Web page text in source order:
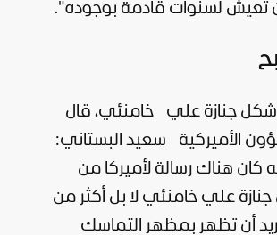
تعيش لسنوات قادمة بوجوده".
جنازة علي خامنئي، قال
الأميركية سعيد البستاني:
كان هناك رسالة لأميركا من
علي خامنئي لا بل أكثر من
تريد أن تظهر بمظهر التماسك